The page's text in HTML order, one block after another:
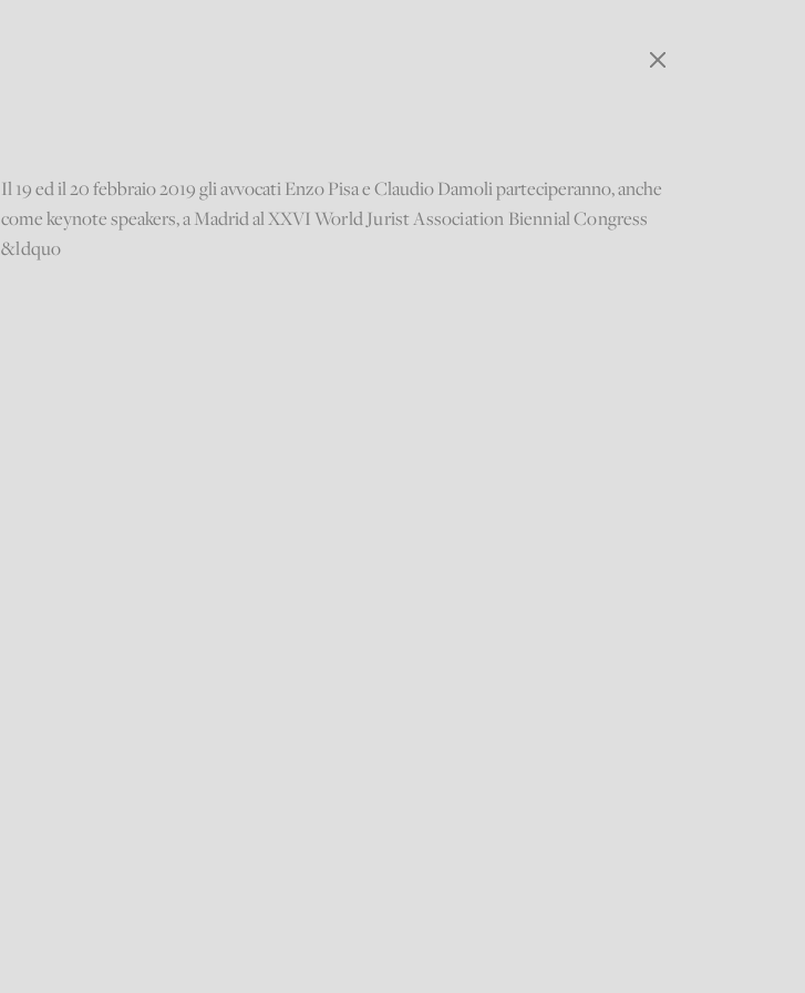
Il 19 ed il 20 febbraio 2019 gli avvocati Enzo Pisa e Claudio Damoli parteciperanno, anche
come keynote speakers, a Madrid alXXVI World Jurist Association Biennial Congress
&ldquo